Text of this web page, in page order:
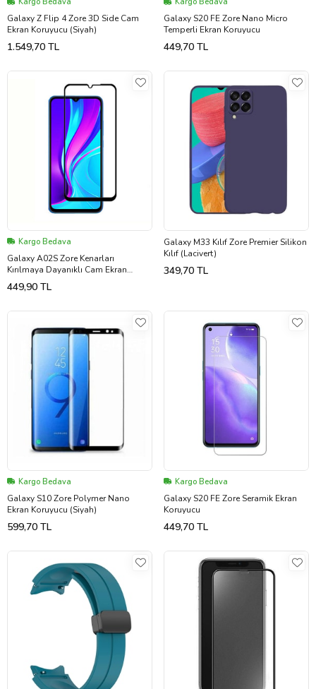
Galaxy Z Flip 4 Zore 3D Side Cam
Ekran Koruyucu (Siyah)
1.549,70 TL
Galaxy S20 FE Zore Nano Micro
Temperli Ekran Koruyucu
449,70 TL
Kargo Bedava
Galaxy A02S Zore Kenarları
Kırılmaya Dayanıklı Cam Ekran
Koruyucu (Siyah)
449,90 TL
Galaxy M33 Kılıf Zore Premier Silikon
Kılıf (Lacivert)
349,70 TL
Kargo Bedava
Galaxy S10 Zore Polymer Nano
Ekran Koruyucu (Siyah)
599,70 TL
Kargo Bedava
Galaxy S20 FE Zore Seramik Ekran
Koruyucu
449,70 TL